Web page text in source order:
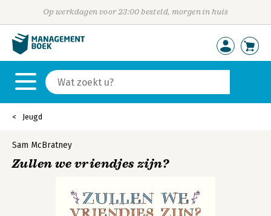
Op werkdagen voor 23:00 besteld, morgen in huis
Jeugd
Sam McBratney
Zullen we vriendjes zijn?